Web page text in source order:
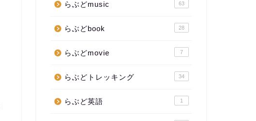
らぶどmusic 63
らぶどbook 28
らぶどmovie 7
らぶどトレッキング 34
らぶど英語 1